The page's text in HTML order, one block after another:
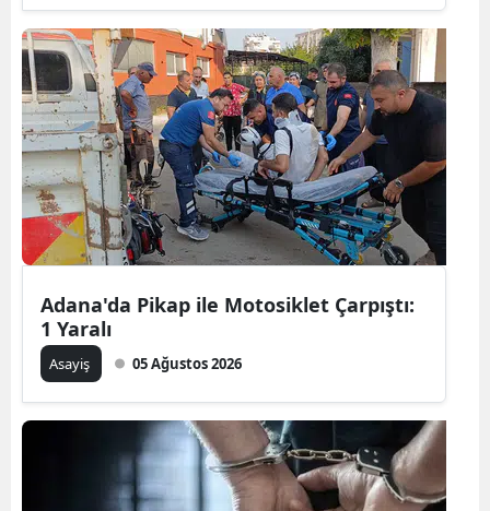
Adana'da Pikap ile Motosiklet Çarpıştı:
1 Yaralı
Asayiş 05 Ağustos 2026